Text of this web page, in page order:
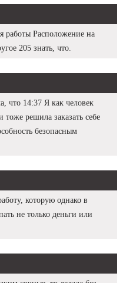
работы Расположение на
205 знать, что.
что 14:37 Я как человек
решила заказать себе
безопасным
которую однако в
не только деньги или